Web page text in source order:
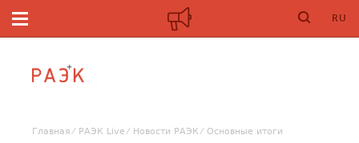
RU
Главная РАЭК Live Новости РАЭК
Основные итоги